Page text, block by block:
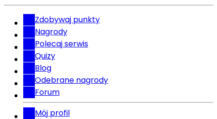
Zdobywaj punkty
Nagrody
Polecaj serwis
Quizy
Blog
Odebrane nagrody
Forum
Mój profil